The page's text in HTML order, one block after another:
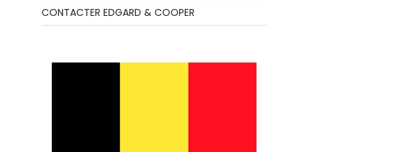
CONTACTER EDGARD & COOPER